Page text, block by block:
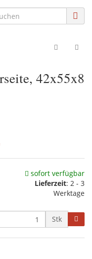
42x55x8
sofort verfügbar
Lieferzeit: 2 - 3
Werktage
Stk